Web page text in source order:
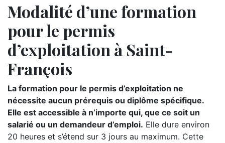
Modalité d’une formation
pour le permis
d’exploitation à Saint-
François
La formation pour le permis d’exploitation ne
nécessite aucun prérequis ou diplôme spécifique.
Elle est accessible à n’importe qui, que ce soit un
salarié ou un demandeur d’emploi. Elle dure environ
20 heures et s’étend sur 3 jours au maximum. Cette